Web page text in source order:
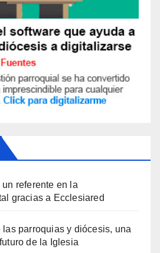
referente en la
gracias a Ecclesiared
parroquias y diócesis, una
de la Iglesia